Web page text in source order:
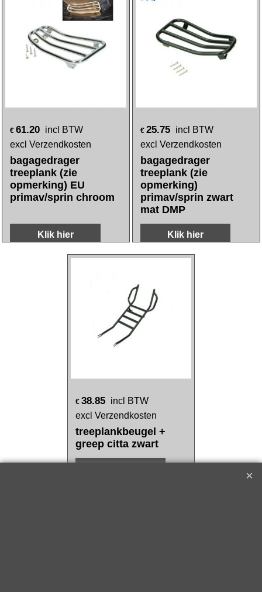
Klik hier Klik hier
incl BTW
bagagedrager
opmerking) EU
€ 25.75
incl BTW
bagagedrager
opmerking)
mat DMP